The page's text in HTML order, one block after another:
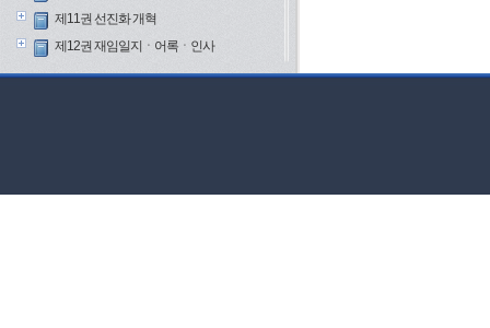
제11권 선진화 개혁
제12권 재임일지ㆍ어록ㆍ인사